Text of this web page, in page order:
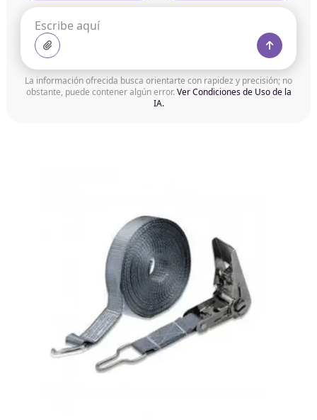
La información ofrecida busca orientarte con rapidez y precisión; no
obstante, puede contener algún error.Ver Condiciones de Uso de la
IA.